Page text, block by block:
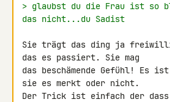
> glaubst du die Frau ist so
das nicht...du Sadist
Sie trägt das ding ja
das es passiert. Sie mag
das beschämende Gefühl! Es
sie es merkt oder nicht.
Der Trick ist einfach der